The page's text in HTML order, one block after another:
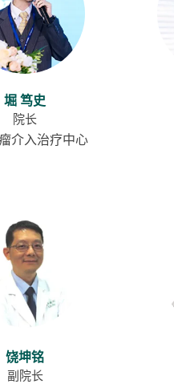
堀 笃史
院长
介入治疗中心
饶坤铭
副院长